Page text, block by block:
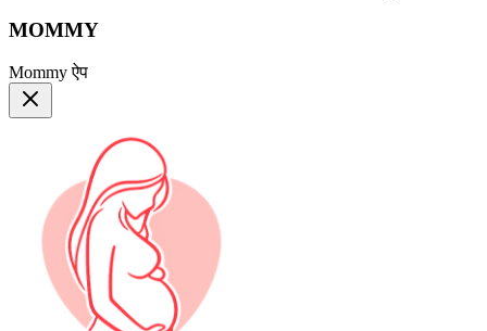
MOMMY
Mommy ऐप